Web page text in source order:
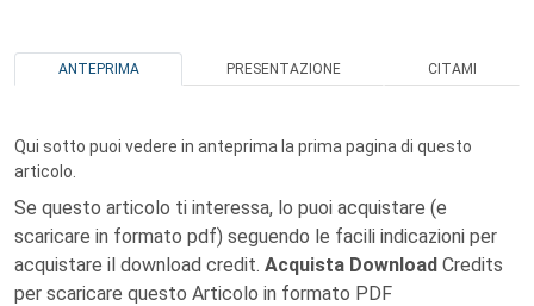
ANTEPRIMA PRESENTAZIONE CITAMI
Qui sotto puoi vedere in anteprima la prima pagina di questo
articolo.
Se questo articolo ti interessa, lo puoi acquistare (e
scaricare in formato pdf) seguendo le facili indicazioni per
acquistare il download credit. Acquista Download Credits
per scaricare questo Articolo in formato PDF